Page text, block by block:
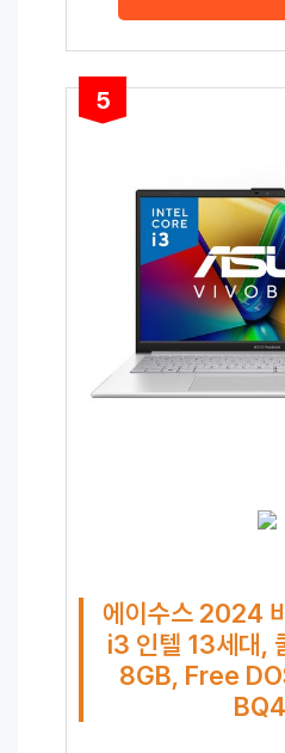
5
에이수스 2024
i3 인텔 13세대,
8GB, Free